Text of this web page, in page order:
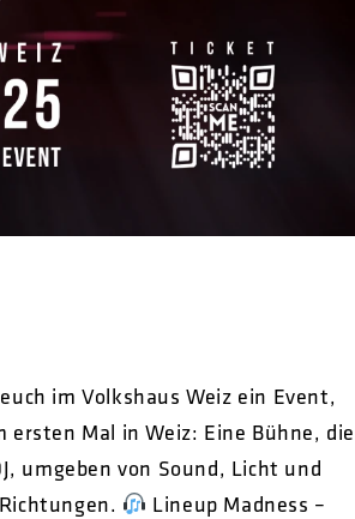
im Volkshaus Weiz ein Event,
ersten Mal in Weiz: Eine Bühne, die
umgeben von Sound, Licht und
Lineup Madness –